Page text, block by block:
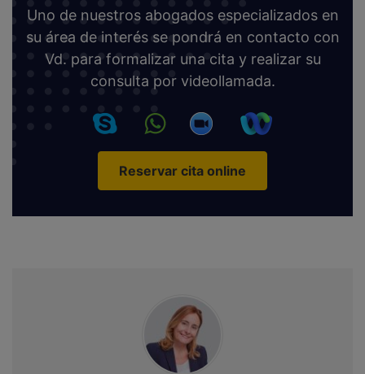
Uno de nuestros abogados especializados en
su área de interés se pondrá en contacto con
Vd. para formalizar una cita y realizar su
consulta por videollamada.
Reservar cita online